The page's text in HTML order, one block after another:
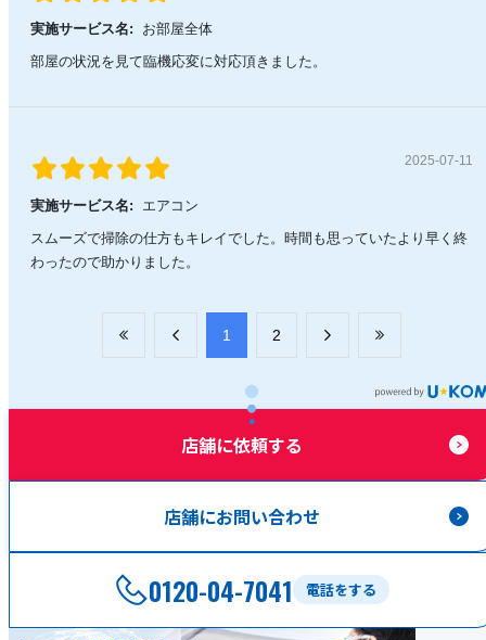
実施サービス名:
お部屋全体
部屋の状況を見て臨機応変に対応頂きました。
2025-07-11
実施サービス名:
エアコン
スムーズで掃除の仕方もキレイでした。時間も思っていたより早く終
わったので助かりました。
​1 ​2
店舗に依頼する
店舗にお問い合わせ
電話をする
0120-04-7041